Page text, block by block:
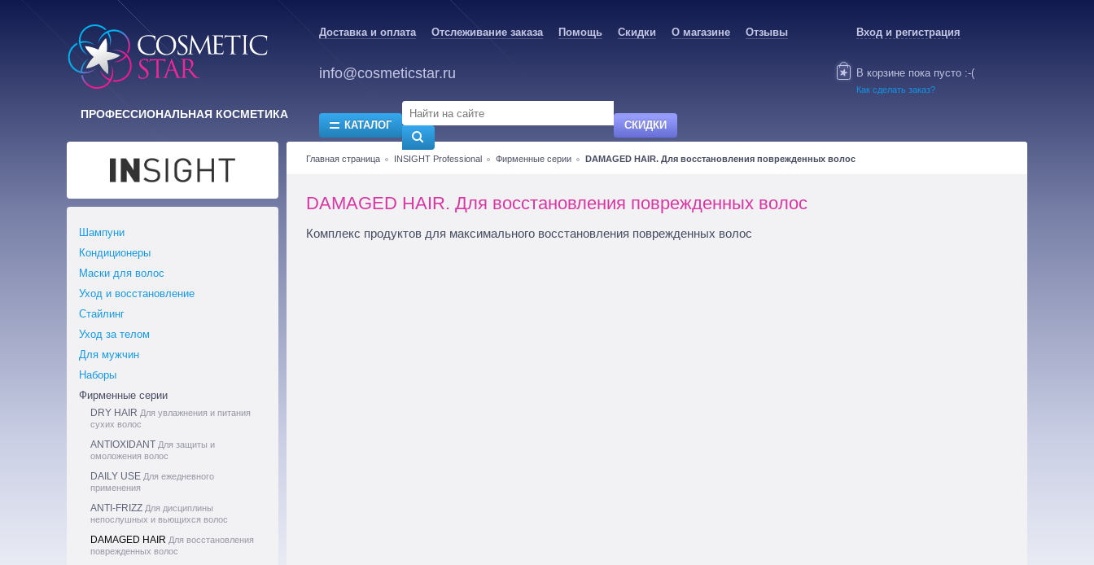
ПРОФЕССИОНАЛЬНАЯ КОСМЕТИКА
Доставка и оплата Отслеживание заказа Помощь Скидки О магазине Отзывы Вход и регистрация
info@cosmeticstar.ru
КАТАЛОГ СКИДКИ
В корзине пока пусто :-(
Как сделать заказ?
Главная страница INSIGHT Professional Фирменные серии DAMAGED HAIR. Для восстановления поврежденных волос
DAMAGED HAIR. Для восстановления поврежденных волос
Комплекс продуктов для максимального восстановления поврежденных волос
Шампуни
Кондиционеры
Маски для волос
Уход и восстановление
Стайлинг
Уход за телом
Для мужчин
Наборы
Фирменные серии
DRY HAIR Для увлажнения и питания
сухих волос
ANTIOXIDANT Для защиты и
омоложения волос
DAILY USE Для ежедневного
применения
ANTI-FRIZZ Для дисциплины
непослушных и вьющихся волос
DAMAGED HAIR Для восстановления
поврежденных волос